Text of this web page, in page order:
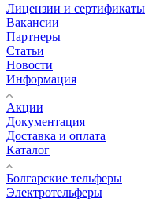
Лицензии и сертификаты
Вакансии
Партнеры
Статьи
Новости
Информация
Акции
Документация
Доставка и оплата
Каталог
Болгарские тельферы
Электротельферы